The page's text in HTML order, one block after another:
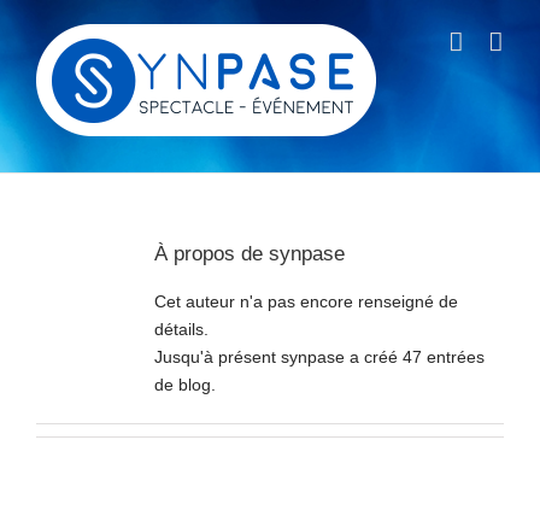
contenu
À propos de synpase
Cet auteur n'a pas encore renseigné de
détails.
Jusqu'à présent synpase a créé 47 entrées
de blog.